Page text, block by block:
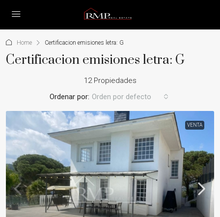
Home Certificacion emisiones letra: G
Certificacion emisiones letra: G
12 Propiedades
Ordenar por: Orden por defecto
VENTA